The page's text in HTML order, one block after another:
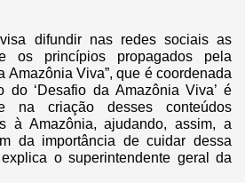
difundir nas redes sociais as
os princípios propagados pela
Amazônia Viva”, que é coordenada
do ‘Desafio da Amazônia Viva’ é
na criação desses conteúdos
à Amazônia, ajudando, assim, a
da importância de cuidar dessa
explica o superintendente geral da